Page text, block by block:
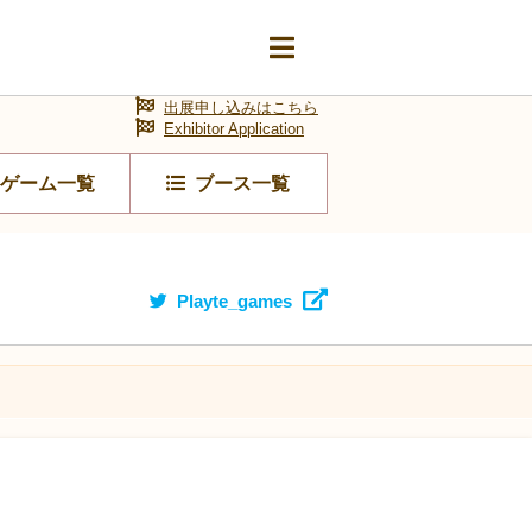
ゲーム一覧 ブース一覧
出展申し込みはこちら
Exhibitor Application
Playte_games